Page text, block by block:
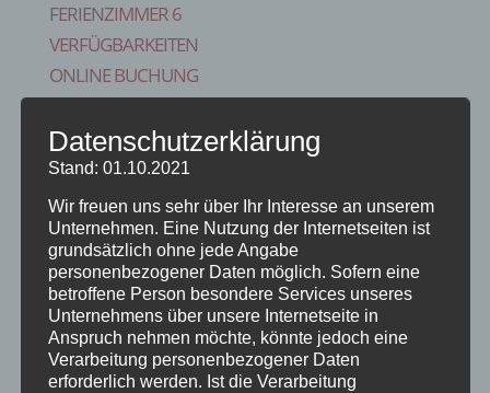
FERIENZIMMER 6
VERFÜGBARKEITEN
ONLINE BUCHUNG
BLOG
KONTAKT
FAQS
REISE VERSICHERUNG
IMPRESSUM
Seite wählen
Start
Ferienwohnungen
Ferienwohnung 1
Ferienwohnung 2
Datenschutzerklärung
Stand: 01.10.2021
Wir freuen uns sehr über Ihr Interesse an unserem
Unternehmen. Eine Nutzung der Internetseiten ist
grundsätzlich ohne jede Angabe
personenbezogener Daten möglich. Sofern eine
betroffene Person besondere Services unseres
Unternehmens über unsere Internetseite in
Anspruch nehmen möchte, könnte jedoch eine
Verarbeitung personenbezogener Daten
erforderlich werden. Ist die Verarbeitung